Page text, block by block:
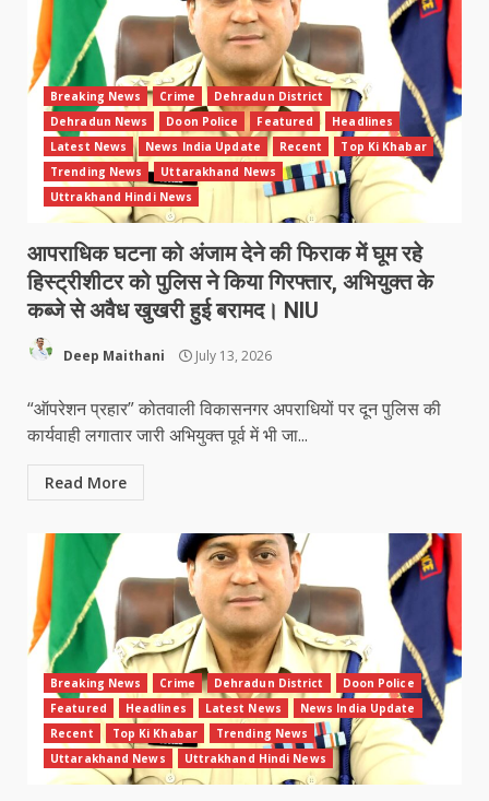
Breaking News Crime
Dehradun District
Dehradun News
Doon Police Featured
Headlines
Latest News
News India Update Recent
Top Ki Khabar
Trending News
Uttarakhand News
Uttrakhand Hindi News
आपराधिक घटना को अंजाम देने की फिराक में घूम रहे
हिस्ट्रीशीटर को पुलिस ने किया गिरफ्तार, अभियुक्त के
कब्जे से अवैध खुखरी हुई बरामद। NIU
Deep Maithani July 13, 2026
“ऑपरेशन प्रहार” कोतवाली विकासनगर अपराधियों पर दून पुलिस की
कार्यवाही लगातार जारी अभियुक्त पूर्व में भी जा...
Read More
Breaking News Crime Dehradun District
Doon Police
Featured
Headlines Latest News
News India Update
Recent
Top Ki Khabar
Trending News
Uttarakhand News
Uttrakhand Hindi News